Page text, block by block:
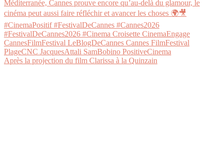
Après la projection du film Clarissa à la Quinzain